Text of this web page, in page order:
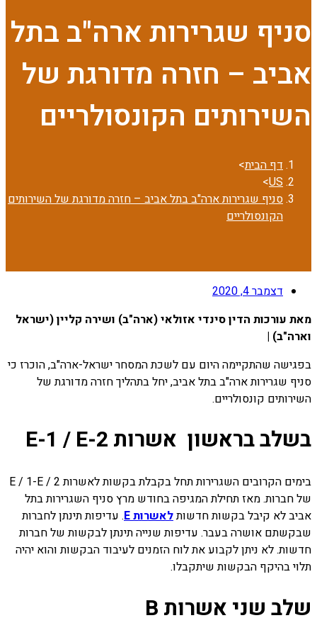
סניף שגרירות ארה"ב בתל
אביב – חזרה מדורגת של
השירותים הקונסולריים
דף הבית>
US
>
סניף שגרירות ארה"ב בתל אביב – חזרה מדורגת של השירותים
הקונסולריים
דצמבר 4, 2020
מאת עורכות הדין סינדי אזולאי (ארה"ב) ושירה קליין (ישראל
וארה"ב) |
בפגישה שהתקיימה היום עם לשכת המסחר ישראל-ארה"ב, הוכרז כי
סניף שגרירות ארה"ב בתל אביב, יחל בתהליך חזרה מדורגת של
השירותים קונסולריים.
בשלב בראשון אשרות E-1 / E-2
בימים הקרובים השגרירות תחל בקבלת בקשות לאשרות E / 1-E / 2
של חברות. מאז תחילת המגיפה בחודש מרץ סניף השגרירות בתל
אביב לא קיבל בקשות חדשותלאשרות E . עדיפות תינתן לחברות
שבקשתם אושרה בעבר. עדיפות שנייה תינתן לבקשות של חברות
חדשות. לא ניתן לקבוע את לוח הזמנים לעיבוד הבקשות והוא יהיה
תלוי בהיקף הבקשות שיתקבלו.
שלב שני אשרות B